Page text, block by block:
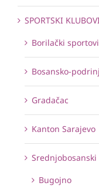
SPORTSKI
Borilački sportovi
Bosansko-
Gradačac
Kanton Sarajevo
Srednjobosanski
Bugojno